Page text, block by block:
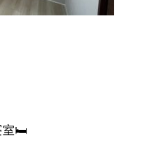
室🛏